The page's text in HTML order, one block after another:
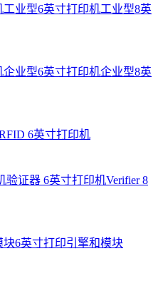
工业型6英寸打印机工业型8英
企业型6英寸打印机企业型8英
6英寸打印机
验证器 6英寸打印机Verifier 8
块6英寸打印引擎和模块